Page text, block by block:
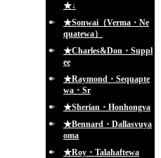
★↓
★Sonwai（Verma・Ne
quatewa）
★Charles&Don・Suppl
ee
★Raymond・Sequapte
wa・Sr
★Sherian・Honhongva
★Bennard・Dallasvuya
oma
★Roy・Talahaftewa